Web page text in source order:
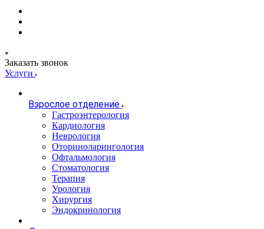
Заказать звонок
Услуги
Взрослое отделение
Гастроэнтерология
Кардиология
Неврология
Оториноларингология
Офтальмология
Стоматология
Терапия
Урология
Хирургия
Эндокринология